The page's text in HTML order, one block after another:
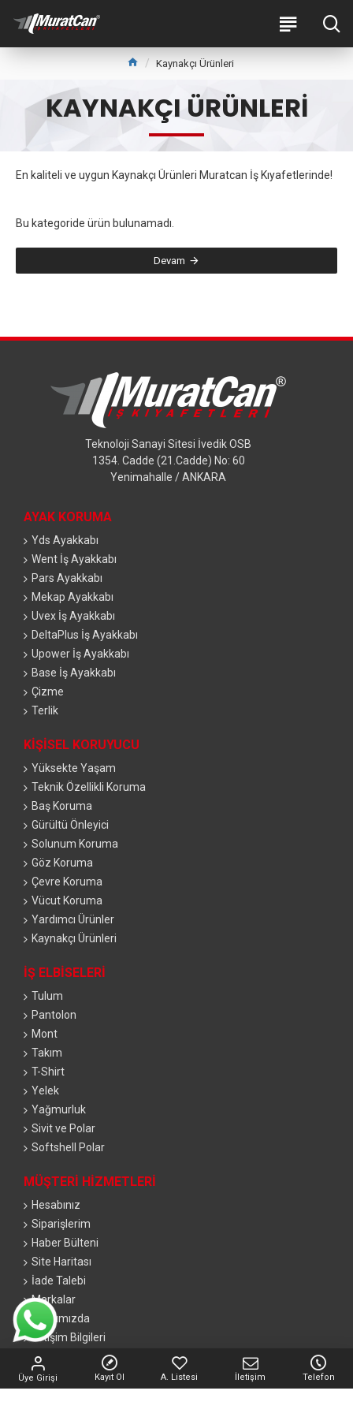
Kaynakçı Ürünleri
KAYNAKÇI ÜRÜNLERI
En kaliteli ve uygun Kaynakçı Ürünleri Muratcan İş Kıyafetlerinde!
Bu kategoride ürün bulunamadı.
Devam
Teknoloji Sanayi Sitesi İvedik OSB
1354. Cadde (21.Cadde) No: 60
Yenimahalle / ANKARA
AYAK KORUMA
Yds Ayakkabı
Went İş Ayakkabı
Pars Ayakkabı
Mekap Ayakkabı
Uvex İş Ayakkabı
DeltaPlus İş Ayakkabı
Upower İş Ayakkabı
Base İş Ayakkabı
Çizme
Terlik
KIŞISEL KORUYUCU
Yüksekte Yaşam
Teknik Özellikli Koruma
Baş Koruma
Gürültü Önleyici
Solunum Koruma
Göz Koruma
Çevre Koruma
Vücut Koruma
Yardımcı Ürünler
Kaynakçı Ürünleri
İŞ ELBISELERI
Tulum
Pantolon
Mont
Takım
T-Shirt
Yelek
Yağmurluk
Sivit ve Polar
Softshell Polar
MÜŞTERI HIZMETLERI
Hesabınız
Siparişlerim
Haber Bülteni
Site Haritası
İade Talebi
Markalar
Hakkımızda
İletişim Bilgileri
Tüm bilgileriniz 256bit SSL Sertifikası ile korunmaktadır.
Üye Girişi Kayıt Ol A. Listesi İletişim Telefon